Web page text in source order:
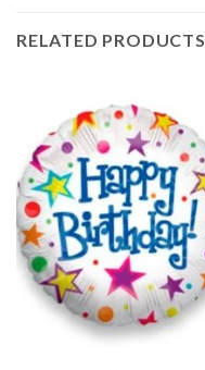
RELATED PRODUCTS